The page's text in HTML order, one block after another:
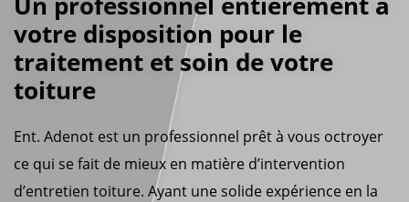
votre disposition pour le
traitement et soin de votre
toiture
Ent. Adenot est un professionnel prêt à vous octroyer
ce qui se fait de mieux en matière d’intervention
d’entretien toiture. Ayant une solide expérience en la